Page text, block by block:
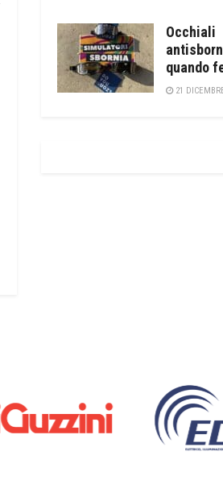
Occhiali
quando
21